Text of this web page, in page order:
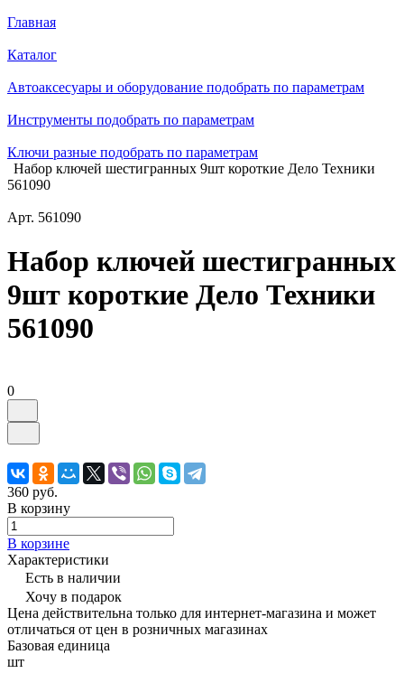
Главная
Каталог
Автоаксесуары и оборудование подобрать по параметрам
Инструменты подобрать по параметрам
Ключи разные подобрать по параметрам
Набор ключей шестигранных 9шт короткие Дело Техники
561090
Арт. 561090
Набор ключей шестигранных
9шт короткие Дело Техники
561090
0
360 руб.
В корзину
В корзине
Характеристики
Есть в наличии
Хочу в подарок
Цена действительна только для интернет-магазина и может
отличаться от цен в розничных магазинах
Базовая единица
шт